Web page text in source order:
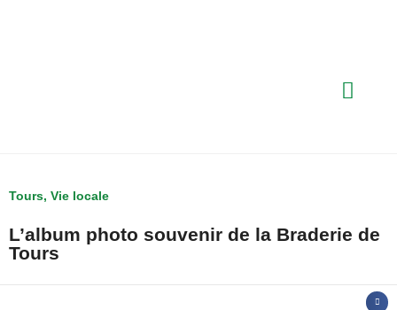
Tours, Vie locale
L’album photo souvenir de la Braderie de
Tours